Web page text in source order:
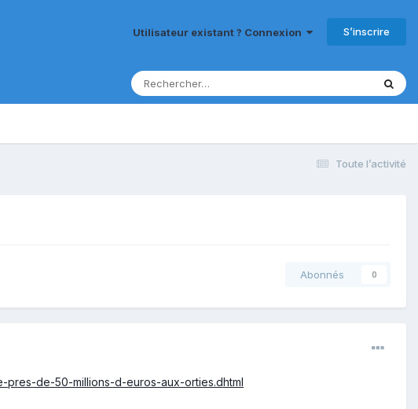
Utilisateur existant ? Connexion S’inscrire
Toute l’activité
Abonnés 0
pres-de-50-millions-d-euros-aux-orties.dhtml